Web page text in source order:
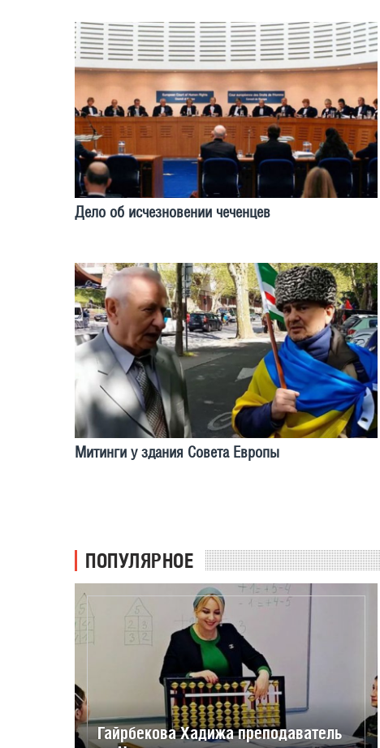
Дело об исчезновении чеченцев
Митинги у здания Совета Европы
ПОПУЛЯРНОЕ
Гайрбекова Хадижа преподаватель